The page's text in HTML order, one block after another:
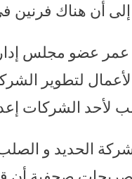
أن هناك فرنين
عضو مجلس
لتطوير
لأحد الشركات إعداد